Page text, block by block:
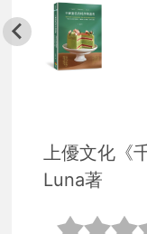
上優文化《
Luna著